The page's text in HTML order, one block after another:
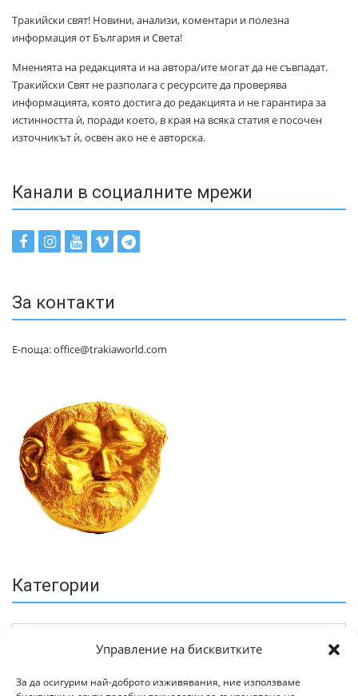
Управление на бисквитките
За да осигурим най-доброто изживявания, ние използваме
Тракийски свят! Новини, анализи, коментари и полезна
информация от България и Света!
Мненията на редакцията и на автора/ите могат да не съвпадат.
Тракийски Свят не разполага с ресурсите да проверява
информацията, която достига до редакцията и не гарантира за
истинността ѝ, поради което, в края на всяка статия е посочен
източникът ѝ, освен ако не е авторска.
Канали в социалните мрежи
За контакти
Е-поща: office@trakiaworld.com
Категории